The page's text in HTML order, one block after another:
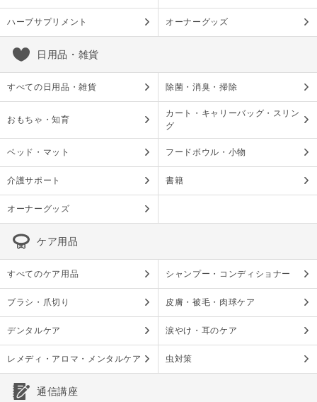
ハーブサプリメント オーナーグッズ
日用品・雑貨
すべての日用品・雑貨 除菌・消臭・掃除
おもちゃ・知育
カート・キャリーバッグ・スリン
グ
ベッド・マット フードボウル・小物
介護サポート 書籍
オーナーグッズ
ケア用品
すべてのケア用品 シャンプー・コンディショナー
ブラシ・爪切り 皮膚・被毛・肉球ケア
デンタルケア 涙やけ・耳のケア
レメディ・アロマ・メンタルケア 虫対策
通信講座